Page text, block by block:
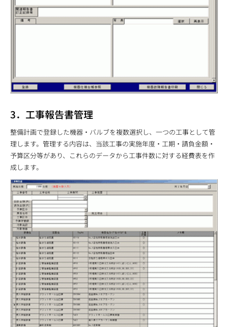
3．工事報告書管理
整備計画で登録した機器・バルブを複数選択し、一つの工事として管
理します。管理する内容は、当該工事の実施年度・工期・請負金額・
予算区分等があり、これらのデータから工事件数に対する経費表を作
成します。